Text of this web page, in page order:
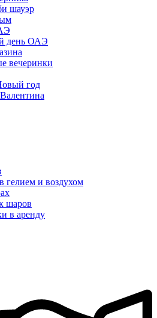
шауэр
день ОАЭ
вечеринки
год
гелием и воздухом
шаров
в аренду